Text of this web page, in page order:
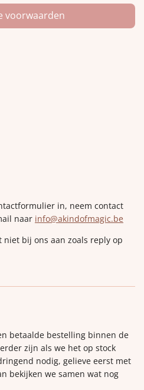
voorwaarden
in, neem contact
naar info@akindofmagic.be
niet bij ons aan zoals reply op
betaalde bestelling binnen de
zijn als we het op stock
nodig, gelieve eerst met
bekijken we samen wat nog